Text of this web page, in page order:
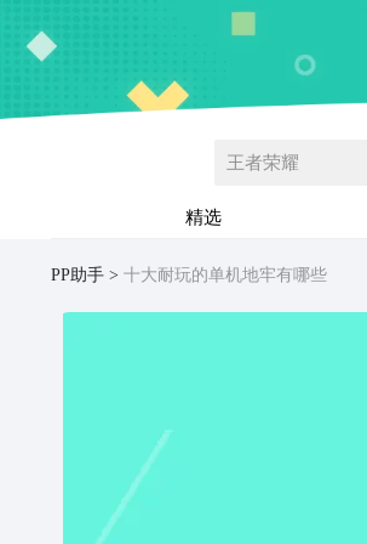
王者荣耀
精选
PP助手 十大耐玩的单机地牢有哪些